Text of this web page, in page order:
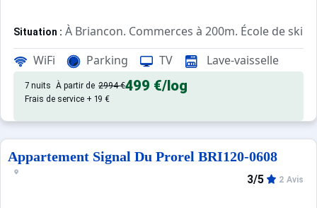
Situation : À Briancon. Commerces à 200m. École de ski
Appartement de particulier :Confortable et tout équipé.
WiFi Parking TV Lave-vaisselle
7 nuits À partir de 2994 €499 €/log
Frais de service + 19 €
Appartement Signal Du Prorel BRI120-0608
3/5 2 Avis